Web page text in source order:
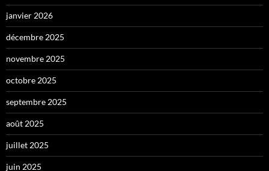
janvier 2026
décembre 2025
novembre 2025
octobre 2025
septembre 2025
août 2025
juillet 2025
juin 2025